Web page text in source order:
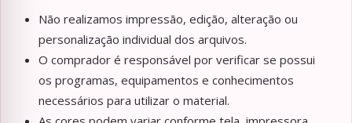
Não realizamos impressão, edição, alteração ou
personalização individual dos arquivos.
O comprador é responsável por verificar se possui
os programas, equipamentos e conhecimentos
necessários para utilizar o material.